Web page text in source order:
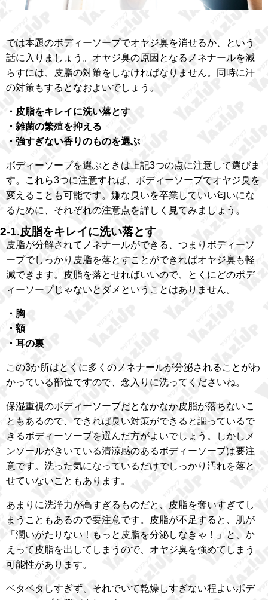
では本題のボディーソープでオヤジ臭を消せるか、という
話に入りましょう。オヤジ臭の原因となるノネナールを減
らすには、皮脂の対策をしなければなりません。同時に汗
の対策もするとなおよいでしょう。
・皮脂をキレイに洗い落とす
・雑菌の繁殖を抑える
・強すぎない香りのものを選ぶ
ボディーソープを選ぶときは上記3つの点に注意して選びま
す。これら3つに注意すれば、ボディーソープでオヤジ臭を
変えることも可能です。嫌な臭いを卒業していい匂いにな
るために、それぞれの注意点を詳しく見てみましょう。
2-1.皮脂をキレイに洗い落とす
皮脂が分解されてノネナールができる、つまりボディーソ
ープでしっかり皮脂を落とすことができればオヤジ臭も軽
減できます。皮脂を落とせればいいので、とくにどのボデ
ィーソープじゃないとダメということはありません。
・胸
・額
・耳の裏
この3か所はとくに多くのノネナールが分泌されることがわ
かっている部位ですので、念入りに洗ってくださいね。
保湿重視のボディーソープだとなかなか皮脂が落ちないこ
ともあるので、できれば臭い対策ができると謳っているで
きるボディーソープを選んだ方がよいでしょう。しかしメ
ンソールがきいている清涼感のあるボディーソープは要注
意です。洗った気になっているだけでしっかり汚れを落と
せていないこともあります。
あまりに洗浄力が高すぎるものだと、皮脂を奪いすぎてし
まうこともあるので要注意です。皮脂が不足すると、肌が
「潤いがたりない！もっと皮脂を分泌しなきゃ！」と、か
えって皮脂を出してしまうので、オヤジ臭を強めてしまう
可能性があります。
ベタベタしすぎず、それでいて乾燥しすぎない程よいボデ